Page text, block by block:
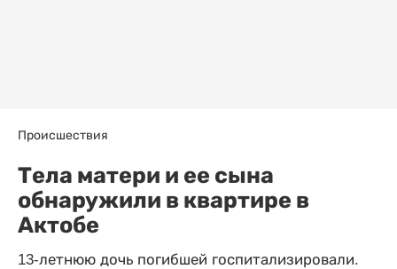
Происшествия
Тела матери и ее сына
обнаружили в квартире в
Актобе
13-летнюю дочь погибшей госпитализировали.